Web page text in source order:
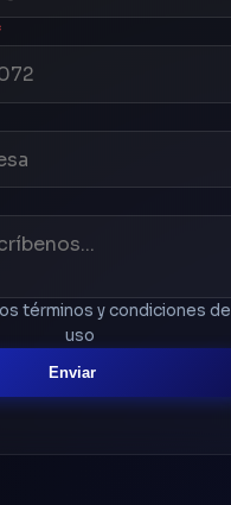
términos y condiciones de
uso
Enviar